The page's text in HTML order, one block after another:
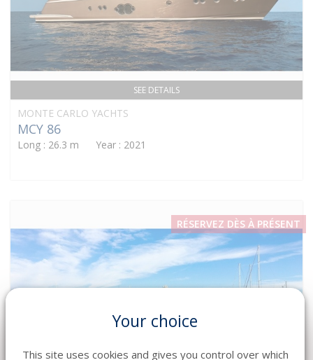
SEE DETAILS
MONTE CARLO YACHTS
MCY 86
Long : 26.3 m Year : 2021
RÉSERVEZ DÈS À PRÉSENT
Your choice
This site uses cookies and gives you control over which